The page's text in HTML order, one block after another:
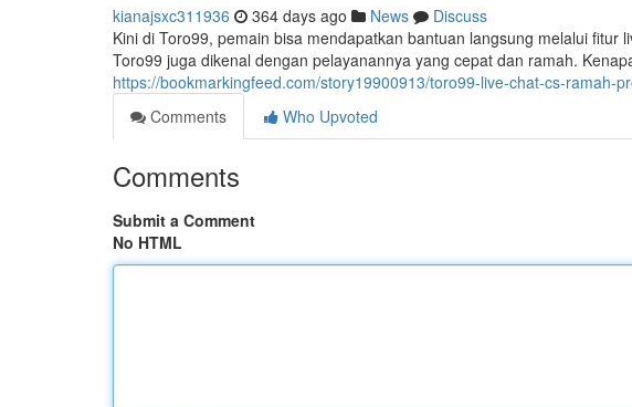
kianajsxc311936 364 days ago News
Discuss
Kini di Toro99, pemain bisa mendapatkan bantuan langsung melalui fitur
Toro99 juga dikenal dengan pelayanannya yang cepat dan ramah.
https://bookmarkingfeed.com/story19900913/toro99-live-chat-cs-ramah-
Comments
Who Upvoted
Comments
Submit a Comment
No HTML